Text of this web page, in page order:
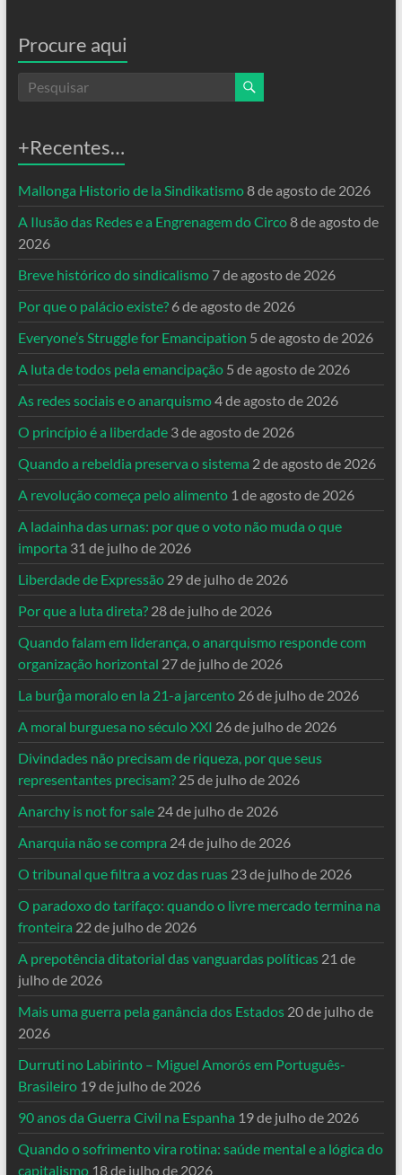
Procure aqui
+Recentes…
Mallonga Historio de la Sindikatismo8 de agosto de 2026
A Ilusão das Redes e a Engrenagem do Circo8 de agosto de
2026
Breve histórico do sindicalismo 7 de agosto de 2026
Por que o palácio existe? 6 de agosto de 2026
Everyone’s Struggle for Emancipation 5 de agosto de 2026
A luta de todos pela emancipação 5 de agosto de 2026
As redes sociais e o anarquismo4 de agosto de 2026
O princípio é a liberdade 3 de agosto de 2026
Quando a rebeldia preserva o sistema 2 de agosto de 2026
A revolução começa pelo alimento 1 de agosto de 2026
A ladainha das urnas: por que o voto não muda o que
importa 31 de julho de 2026
Liberdade de Expressão 29 de julho de 2026
Por que a luta direta? 28 de julho de 2026
Quando falam em liderança, o anarquismo responde com
organização horizontal 27 de julho de 2026
La burĝa moralo en la 21-a jarcento 26 de julho de 2026
A moral burguesa no século XXI 26 de julho de 2026
Divindades não precisam de riqueza, por que seus
representantes precisam? 25 de julho de 2026
Anarchy is not for sale 24 de julho de 2026
Anarquia não se compra 24 de julho de 2026
O tribunal que filtra a voz das ruas 23 de julho de 2026
O paradoxo do tarifaço: quando o livre mercado termina na
fronteira 22 de julho de 2026
A prepotência ditatorial das vanguardas políticas 21 de
julho de 2026
Mais uma guerra pela ganância dos Estados 20 de julho de
2026
Durruti no Labirinto – Miguel Amorós em Português-
Brasileiro 19 de julho de 2026
90 anos da Guerra Civil na Espanha 19 de julho de 2026
Quando o sofrimento vira rotina: saúde mental e a lógica do
capitalismo 18 de julho de 2026